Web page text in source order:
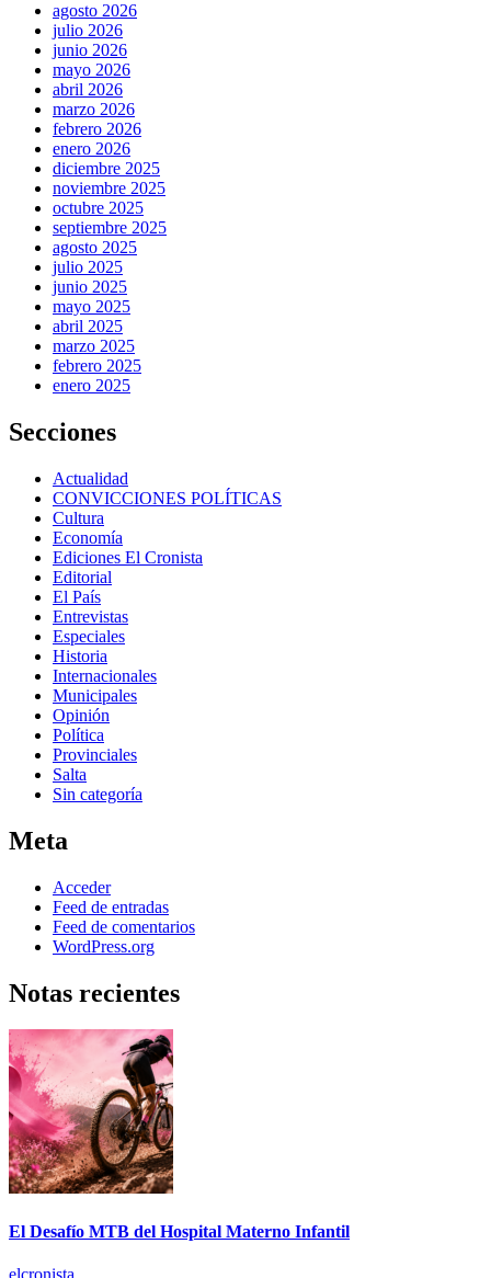
agosto 2026
julio 2026
junio 2026
mayo 2026
abril 2026
marzo 2026
febrero 2026
enero 2026
diciembre 2025
noviembre 2025
octubre 2025
septiembre 2025
agosto 2025
julio 2025
junio 2025
mayo 2025
abril 2025
marzo 2025
febrero 2025
enero 2025
Secciones
Actualidad
CONVICCIONES POLÍTICAS
Cultura
Economía
Ediciones El Cronista
Editorial
El País
Entrevistas
Especiales
Historia
Internacionales
Municipales
Opinión
Política
Provinciales
Salta
Sin categoría
Meta
Acceder
Feed de entradas
Feed de comentarios
WordPress.org
Notas recientes
El Desafío MTB del Hospital Materno Infantil
elcronista